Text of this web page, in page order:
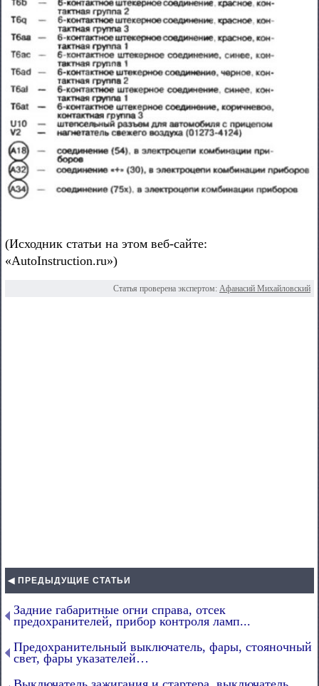
(Исходник статьи на этом веб-сайте:
«AutoInstruction.ru»)
Статья проверена экспертом: Афанасий Михайловский
◀ ПРЕДЫДУЩИЕ СТАТЬИ
Задние габаритные огни справа, отсек
предохранителей, прибор контроля ламп...
Предохранительный выключатель, фары, стояночный
свет, фары указателей…